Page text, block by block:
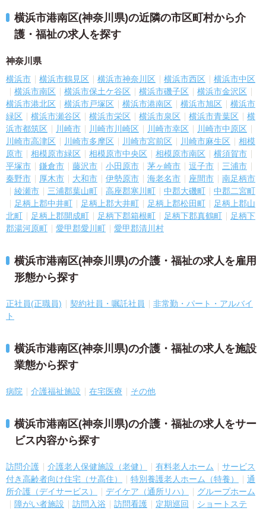
横浜市港南区(神奈川県)の近隣の市区町村から介
護・福祉の求人を探す
神奈川県
横浜市 横浜市鶴見区 横浜市神奈川区 横浜市西区
横浜市中区
横浜市南区
横浜市保土ケ谷区 横浜市磯子区
横浜市金沢区
横浜市港北区
横浜市戸塚区 横浜市港南区 横浜市旭区
横浜市
緑区
横浜市瀬谷区 横浜市栄区 横浜市泉区 横浜市青葉区
横
浜市都筑区
川崎市 川崎市川崎区 川崎市幸区
川崎市中原区
川崎市高津区
川崎市多摩区 川崎市宮前区 川崎市麻生区
相模
原市
相模原市緑区 相模原市中央区 相模原市南区
横須賀市
平塚市
鎌倉市 藤沢市 小田原市 茅ヶ崎市 逗子市
三浦市
秦野市
厚木市 大和市 伊勢原市 海老名市 座間市
南足柄市
綾瀬市
三浦郡葉山町 高座郡寒川町 中郡大磯町
中郡二宮町
足柄上郡中井町
足柄上郡大井町 足柄上郡松田町
足柄上郡山
北町
足柄上郡開成町 足柄下郡箱根町 足柄下郡真鶴町
足柄下
郡湯河原町
愛甲郡愛川町 愛甲郡清川村
横浜市港南区(神奈川県)の介護・福祉の求人を雇用
形態から探す
正社員(正職員) 契約社員・嘱託社員
非常勤・パート・アルバイ
ト
横浜市港南区(神奈川県)の介護・福祉の求人を施設
業態から探す
病院 介護福祉施設 在宅医療 その他
横浜市港南区(神奈川県)の介護・福祉の求人をサー
ビス内容から探す
訪問介護 介護老人保健施設（老健） 有料老人ホーム
サービス
付き高齢者向け住宅（サ高住）
特別養護老人ホーム（特養）
通
所介護（デイサービス）
デイケア（通所リハ）
グループホーム
障がい者施設
訪問入浴 訪問看護 定期巡回
ショートステ